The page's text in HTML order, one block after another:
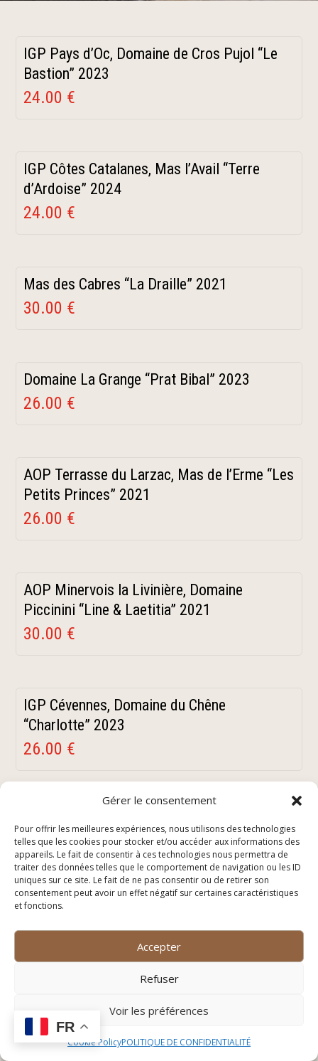
Gérer le consentement
Pour offrir les meilleures expériences, nous utilisons des technologies
telles que les cookies pour stocker et/ou accéder aux informations des
appareils. Le fait de consentir à ces technologies nous permettra de
traiter des données telles que le comportement de navigation ou les ID
uniques sur ce site. Le fait de ne pas consentir ou de retirer son
consentement peut avoir un effet négatif sur certaines caractéristiques
et fonctions.
Accepter
Refuser
Voir les préférences
Cookie PolicyPOLITIQUE DE CONFIDENTIALITÉ
IGP Pays d’Oc, Domaine de Cros Pujol “Le
Bastion” 2023
24.00 €
IGP Côtes Catalanes, Mas l’Avail “Terre
d’Ardoise” 2024
24.00 €
Mas des Cabres “La Draille” 2021
30.00 €
Domaine La Grange “Prat Bibal” 2023
26.00 €
AOP Terrasse du Larzac, Mas de l’Erme “Les
Petits Princes” 2021
26.00 €
AOP Minervois la Livinière, Domaine
Piccinini “Line & Laetitia” 2021
30.00 €
IGP Cévennes, Domaine du Chêne
“Charlotte” 2023
26.00 €
Coursac “La Patience” 2023
28.00 €
AOP Languedoc, Mas d’Espanet “Fressia”
Domaine Clavel “Le Mas” 2023
FR